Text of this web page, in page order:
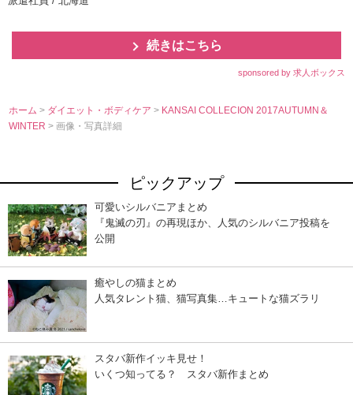
続きはこちら
sponsored by 求人ボックス
ホーム > ダイエット・ボディケア> KANSAI COLLECION 2017AUTUMN＆
WINTER> 画像・写真詳細
ピックアップ
可愛いシルバニアまとめ
『鬼滅の刃』の再現ほか、人気のシルバニア投稿を
公開
癒やしの猫まとめ
人気タレント猫、猫写真集…キュートな猫ズラリ
スタバ新作イッキ見せ！
いくつ知ってる？ スタバ新作まとめ